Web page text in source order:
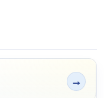
Non indiqué
→